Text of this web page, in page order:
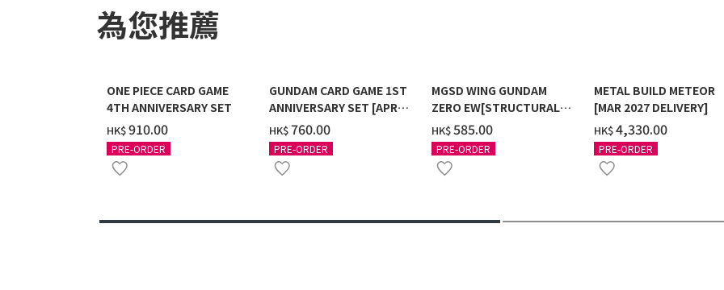
為您推薦
ONE PIECE CARD GAME
4TH ANNIVERSARY SET
HK$‌910.00
PRE-ORDER
GUNDAM CARD GAME 1ST
ANNIVERSARY SET [APR
2027 DELIVERY]
HK$‌760.00
PRE-ORDER
MGSD WING GUNDAM
ZERO EW[STRUCTURAL
COATING/BLACK] [2026年
12月發送]
HK$‌585.00
PRE-ORDER
METAL BUILD METEOR
[MAR 2027 DELIVERY]
HK$‌4,330.00
PRE-ORDER